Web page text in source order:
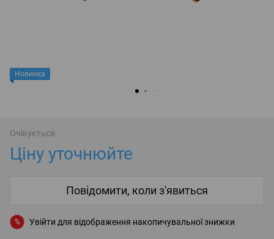
Новинка
Очікується
Ціну уточнюйте
Повідомити, коли з'явиться
% Увійти для відображення накопичувальної знижки